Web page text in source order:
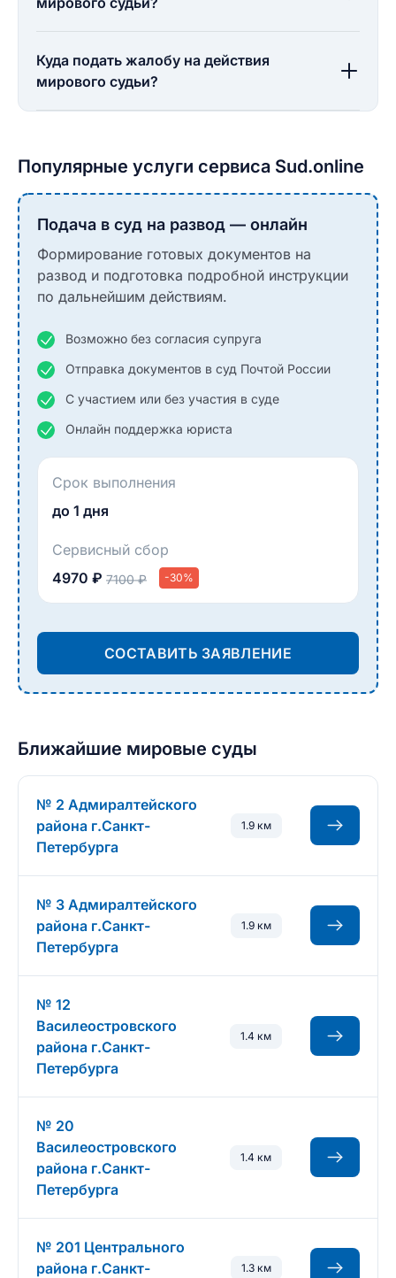
Куда подать жалобу на действия
мирового судьи?
Популярные услуги сервиса Sud.online
Подача в суд на развод — онлайн
Формирование готовых документов на
развод и подготовка подробной инструкции
по дальнейшим действиям.
Возможно без согласия супруга
Отправка документов в суд Почтой России
С участием или без участия в суде
Онлайн поддержка юриста
Срок выполнения
до 1 дня
Сервисный сбор
4970 ₽ 7100 ₽ -30%
СОСТАВИТЬ ЗАЯВЛЕНИЕ
Ближайшие мировые суды
№ 2 Адмиралтейского
района г.Санкт-
Петербурга
1.9 км
№ 3 Адмиралтейского
района г.Санкт-
Петербурга
1.9 км
№ 12
Василеостровского
района г.Санкт-
Петербурга
1.4 км
№ 20
Василеостровского
района г.Санкт-
Петербурга
1.4 км
№ 201 Центрального
района г.Санкт-
1.3 км